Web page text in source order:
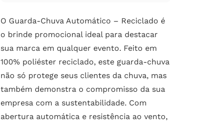
O Guarda-Chuva Automático – Reciclado é
o brinde promocional ideal para destacar
sua marca em qualquer evento. Feito em
100% poliéster reciclado, este guarda-chuva
não só protege seus clientes da chuva, mas
também demonstra o compromisso da sua
empresa com a sustentabilidade. Com
abertura automática e resistência ao vento,